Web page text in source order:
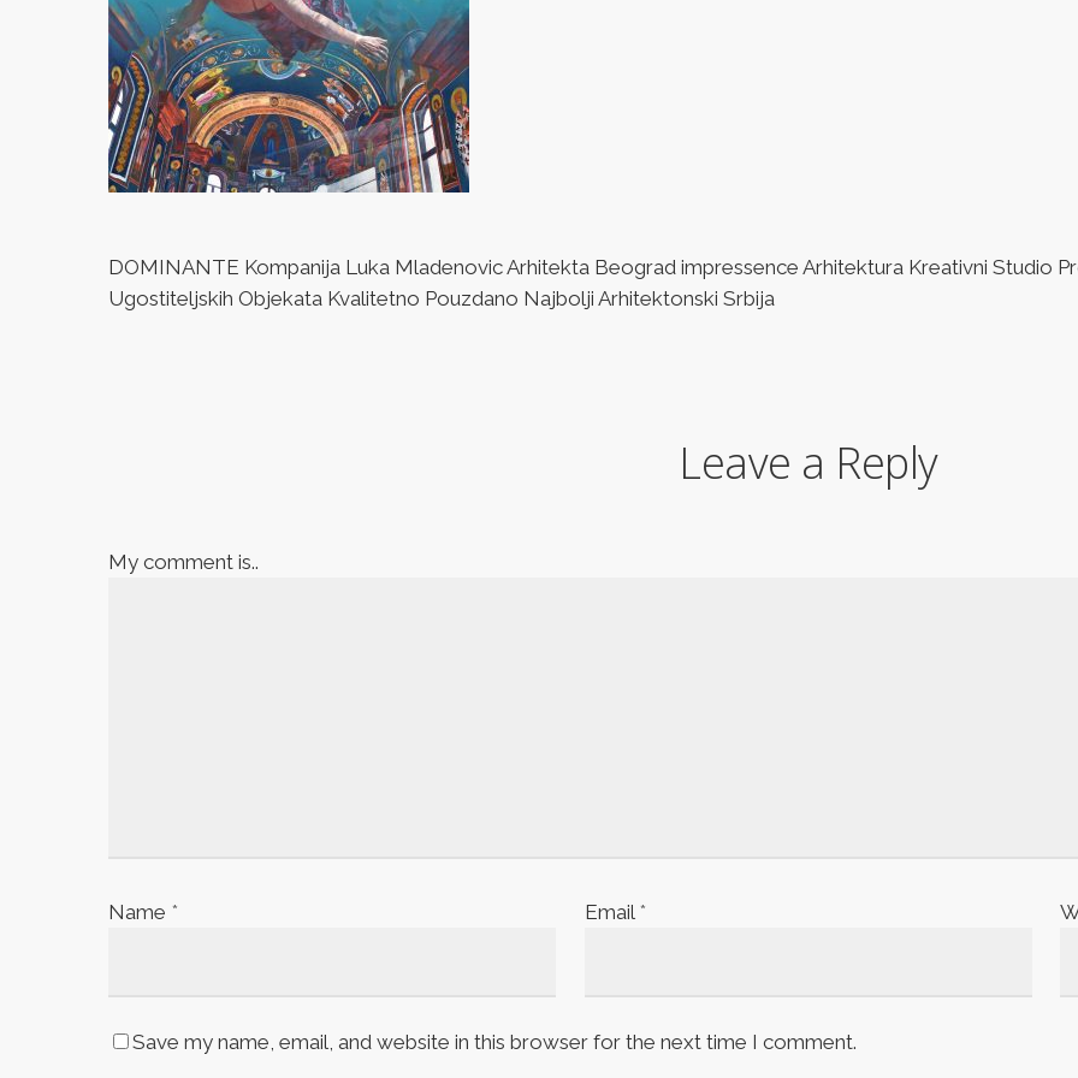
DOMINANTE Kompanija Luka Mladenovic Arhitekta Beograd impressence Arhitektura Kreativni Studio
Ugostiteljskih Objekata Kvalitetno Pouzdano Najbolji Arhitektonski Srbija
Leave a Reply
My comment is..
Name * Email *
Save my name, email, and website in this browser for the next time I comment.